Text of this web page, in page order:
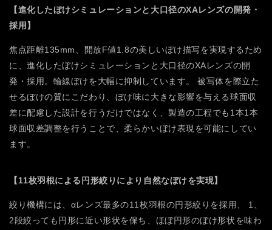
【進化したぼけシミュレーションと大口径のXAレンズの開発・
採用】
焦点距離135mm、開放F値1.8の美しいぼけ描写を実現するため
に、進化したぼけシミュレーションと大口径のXAレンズの開
発・採用。輪線ぼけを大幅に抑制しています。
被写体を際立た
せるぼけの質にこだわり、ぼけ味に大きな影響を与える球面収
差に配慮した設計を行うだけではなく、製造の工程でも1本1本
球面収差調整を行うことで、柔らかいぼけ表現を可能にしてい
ます。
【11枚羽根による円形絞りにより自然なぼけを実現】
絞り機構には、αレンズ最多の11枚羽根の円形絞りを採用、 1、
2段絞っても円形に近い形状を保ち、ほぼ円形のぼけ形状を味わ